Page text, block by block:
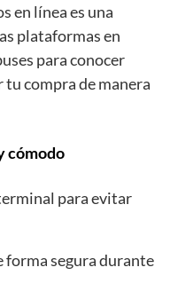
en línea es una
plataformas en
para conocer
compra de manera
cómodo
para evitar
forma segura durante